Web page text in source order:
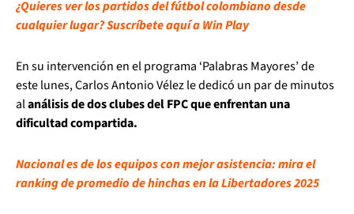
¿Quieres ver los partidos del fútbol colombiano desde
cualquier lugar? Suscríbete aquí a Win Play
En su intervención en el programa ‘Palabras Mayores’ de
este lunes, Carlos Antonio Vélez le dedicó un par de minutos
alanálisis de dos clubes del FPC que enfrentan una
dificultad compartida.
Nacional es de los equipos con mejor asistencia: mira el
ranking de promedio de hinchas en la Libertadores 2025